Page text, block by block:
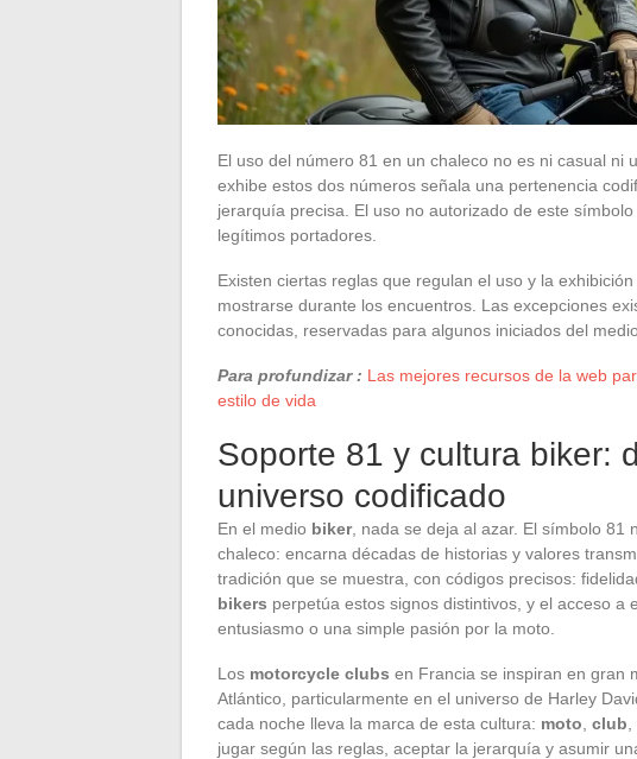
El uso del número 81 en un chaleco no es ni casual ni
exhibe estos dos números señala una pertenencia
jerarquía precisa. El uso no autorizado de este
legítimos portadores.
Existen ciertas reglas que regulan el uso y la
mostrarse durante los encuentros. Las excepciones
conocidas, reservadas para algunos iniciados del medio.
Para profundizar : Las mejores recursos de la web
estilo de vida
Soporte 81 y cultura biker:
universo codificado
En el medio biker, nada se deja al azar. El símbolo 81
chaleco: encarna décadas de historias y valores
tradición que se muestra, con códigos precisos:
bikers perpetúa estos signos distintivos, y el acceso a
entusiasmo o una simple pasión por la moto.
Los motorcycle clubs en Francia se inspiran en gran
Atlántico, particularmente en el universo de Harley
cada noche lleva la marca de esta cultura: moto club
jugar según las reglas, aceptar la jerarquía y asumir